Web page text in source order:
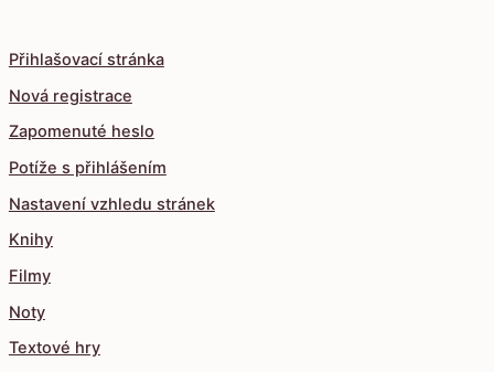
Přihlašovací stránka
Nová registrace
Zapomenuté heslo
Potíže s přihlášením
Nastavení vzhledu stránek
Knihy
Filmy
Noty
Textové hry